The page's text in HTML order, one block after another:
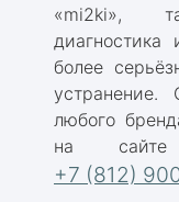
«mi2ki»,
диагностика
более
устранение.
любого
на
+7 (812)